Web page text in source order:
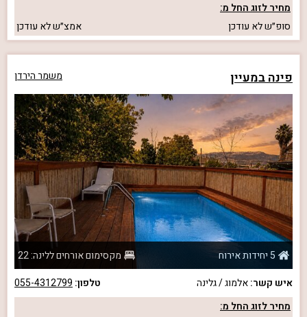
מחיר לזוג החל מ:
סופ״שלא עודכן אמצ״שלא עודכן
פינה במעיין משמר הירדן
5 יחידות אירוח
מקסימום אורחים ללינה: 22
איש קשר:אלמוג / גלינה טלפון: 055-4312799
מחיר לזוג החל מ: